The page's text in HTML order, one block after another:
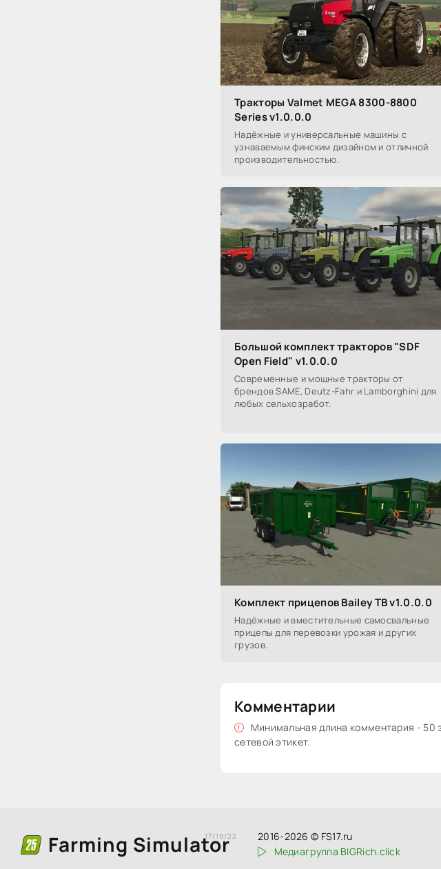
Тракторы Valmet MEGA 8300-8800
Series v1.0.0.0
Надёжные и универсальные машины с
узнаваемым финским дизайном и отличной
производительностью.
Большой комплект тракторов "SDF
Open Field" v1.0.0.0
Современные и мощные тракторы от
брендов SAME, Deutz-Fahr и Lamborghini для
любых сельхозработ.
Комплект прицепов Bailey TB v1.0.0.0
Надёжные и вместительные самосвальные
прицепы для перевозки урожая и других
грузов.
Комментарии
Минимальная длина комментария - 50
сетевой этикет.
Farming Simulator
17/19/22
2016-2026 © FS17.ru
Медиагруппа BIGRich.click